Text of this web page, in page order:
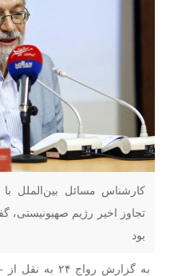
کارشناس مسائل بین‌الملل
تجاوز اخیر رژیم صهیونیستی،
بود
به گزارش رواج